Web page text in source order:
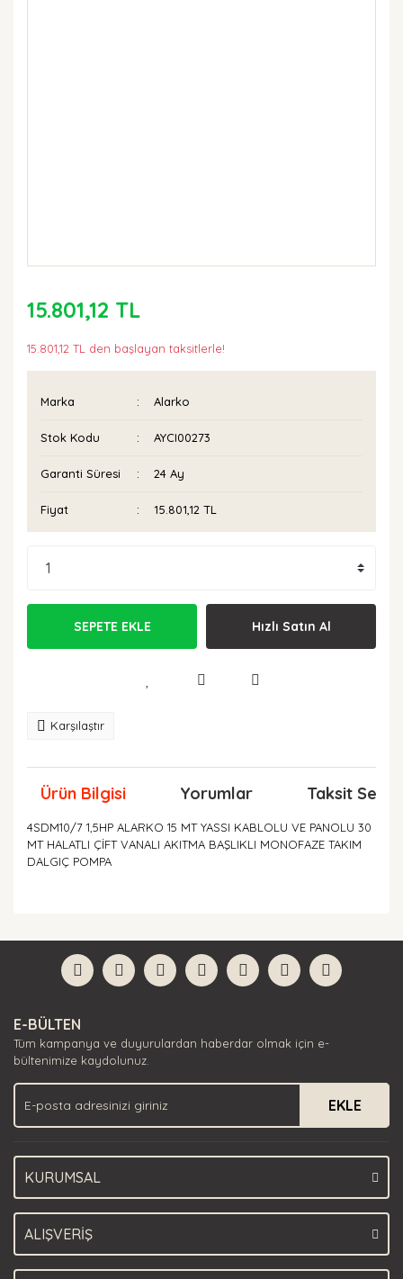
15.801,12 TL
15.801,12 TL den başlayan taksitlerle!
Marka Alarko
Stok Kodu AYCI00273
Garanti Süresi 24 Ay
Fiyat 15.801,12 TL
SEPETE EKLE Hızlı Satın Al
Karşılaştır
Ürün Bilgisi Yorumlar Taksit
4SDM10/7 1,5HP ALARKO 15 MT YASSI KABLOLU VE PANOLU 30
MT HALATLI ÇİFT VANALI AKITMA BAŞLIKLI MONOFAZE TAKIM
DALGIÇ POMPA
Yorum Yaz
formunu kullanarak tarafımıza iletebilirsiniz.
Görüş ve önerileriniz için teşekkür ederiz.
Ürün açıklamasında eksik bilgiler bulunuyor.
Ürün bilgilerinde hatalar bulunuyor.
Ürün fiyatı diğer sitelerden daha pahalı.
Bu ürüne benzer farklı alternatifler olmalı.
E-BÜLTEN
Tüm kampanya ve duyurulardan haberdar olmak için e-
bültenimize kaydolunuz.
EKLE
KURUMSAL
ALIŞVERİŞ